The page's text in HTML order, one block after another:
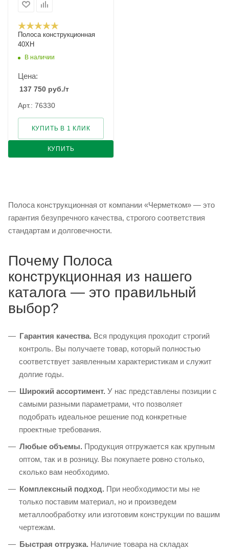
Полоса конструкционная
40ХН
В наличии
Цена:
137 750 руб./т
Арт.: 76330
КУПИТЬ
КУПИТЬ В 1 КЛИК
Полоса конструкционная от компании «Черметком» — это
гарантия безупречного качества, строгого соответствия
стандартам и долговечности.
Почему Полоса
конструкционная из нашего
каталога — это правильный
выбор?
Гарантия качества. Вся продукция проходит строгий
контроль. Вы получаете товар, который полностью
соответствует заявленным характеристикам и служит
долгие годы.
Широкий ассортимент. У нас представлены позиции с
самыми разными параметрами, что позволяет
подобрать идеальное решение под конкретные
проектные требования.
Любые объемы. Продукция отгружается как крупным
оптом, так и в розницу. Вы покупаете ровно столько,
сколько вам необходимо.
Комплексный подход. При необходимости мы не
только поставим материал, но и произведем
металлообработку или изготовим конструкции по вашим
чертежам.
Быстрая отгрузка. Наличие товара на складах